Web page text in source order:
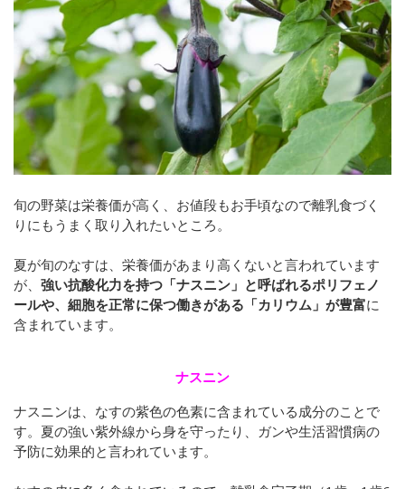
旬の野菜は栄養価が高く、お値段もお手頃なので離乳食づく
りにもうまく取り入れたいところ。
夏が旬のなすは、栄養価があまり高くないと言われています
が、 強い抗酸化力を持つ「ナスニン」と呼ばれるポリフェノ
ールや、細胞を正常に保つ働きがある「カリウム」が豊富に
含まれています。
ナスニン
ナスニンは、なすの紫色の色素に含まれている成分のことで
す。 夏の強い紫外線から身を守ったり、ガンや生活習慣病の
予防に効果的と言われています。